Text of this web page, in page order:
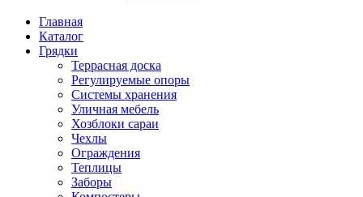
Главная
Каталог
Грядки
Террасная доска
Регулируемые опоры
Системы хранения
Уличная мебель
Хозблоки сараи
Чехлы
Ограждения
Теплицы
Заборы